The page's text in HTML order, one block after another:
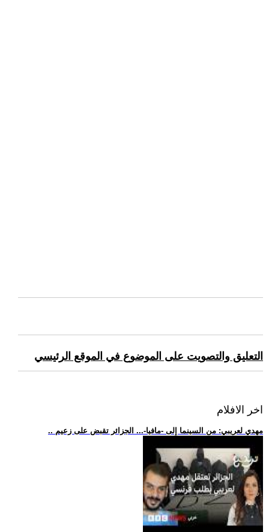
التعليق والتصويت على الموضوع في الموقع الرئيسي
اخر الافلام
.. مهدي لعريبي: من السينما إلى -مافيا-... الجزائر تقبض على زعيم